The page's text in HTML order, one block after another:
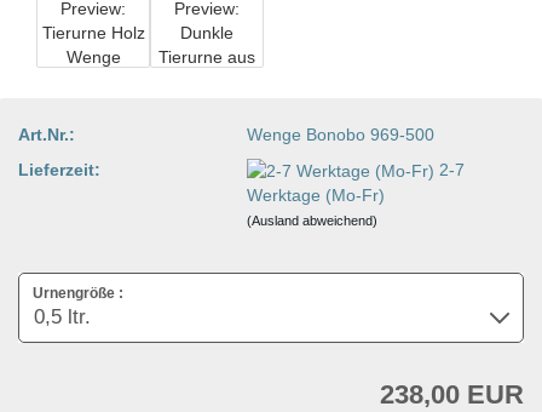
Art.Nr.:
Wenge Bonobo 969-500
Lieferzeit:
2-7
Werktage (Mo-Fr)
(Ausland abweichend)
Urnengröße :
238,00 EUR